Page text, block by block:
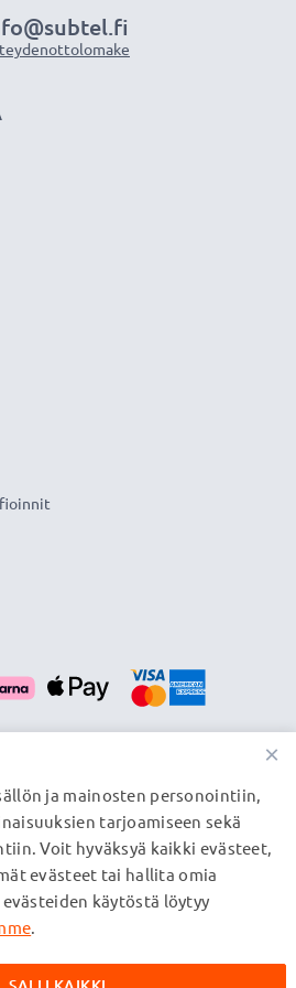
mutta ei
mainitut tavaramerkit ovat
tuotteitamme koskevan
×
ja mainosten personointiin,
tarjoamiseen sekä
Voit hyväksyä kaikki evästeet,
evästeet tai hallita omia
käytöstä löytyy
.